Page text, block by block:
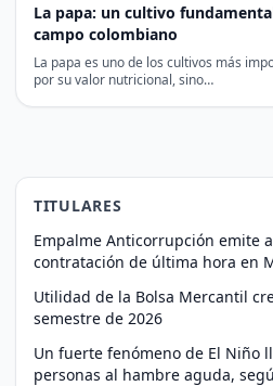
La papa: un cultivo
campo colombiano
La papa es uno de los cultivos más
por su valor nutricional, sino…
TITULARES
Empalme Anticorrupción emite
contratación de última hora en
Utilidad de la Bolsa Mercantil
semestre de 2026
Un fuerte fenómeno de El Niño
personas al hambre aguda,